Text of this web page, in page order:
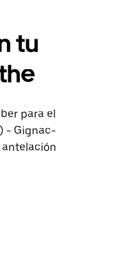
tu
para el
- Gignac-